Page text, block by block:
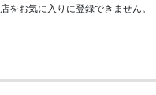
お気に入りに登録できません。